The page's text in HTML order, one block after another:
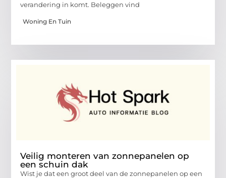
verandering in komt. Beleggen vind
Woning En Tuin
Veilig monteren van zonnepanelen op
een schuin dak
Wist je dat een groot deel van de zonnepanelen op een